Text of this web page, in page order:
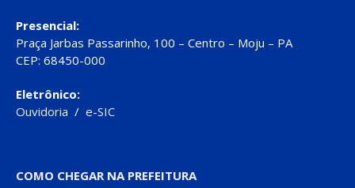
Presencial:
Praça Jarbas Passarinho, 100 – Centro – Moju – PA
CEP: 68450-000
Eletrônico:
Ouvidoria / e-SIC
COMO CHEGAR NA PREFEITURA